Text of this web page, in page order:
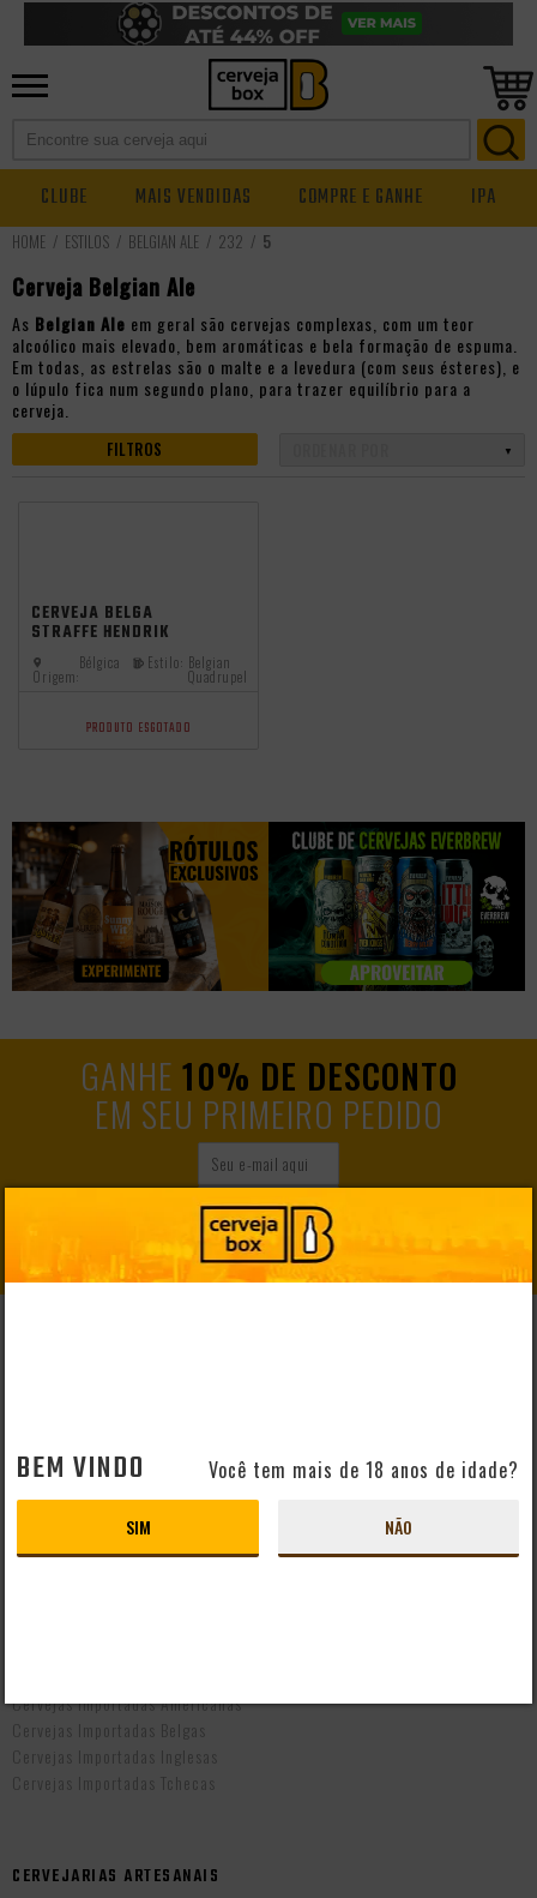
CLUBE MAIS VENDIDAS COMPRE E GANHE IPA
ESTILOS BELGIAN ALE 232 5
Cerveja Belgian Ale
As Belgian Ale em geral são cervejas complexas, com um teor
alcoólico mais elevado, bem aromáticas e bela formação de espuma.
Em todas, as estrelas são o malte e a levedura (com seus ésteres), e
o lúpulo fica num segundo plano, para trazer equilíbrio para a
cerveja.
FILTROS
CERVEJA BELGA
STRAFFE HENDRIK
QUADRUPEL 330ML
Origem:
Bélgica Estilo: Belgian
Quadrupel
PRODUTO ESGOTADO
GANHE 10% DE DESCONTO
EM SEU PRIMEIRO PEDIDO
CADASTRAR
Formas de Pagamento
Taxas de Entrega
Prazo de Entrega
Troca e Devolução
Vendas B2B
Cervejas Importadas Americanas
Cervejas Importadas Belgas
Cervejas Importadas Inglesas
Cervejas Importadas Tchecas
CERVEJARIAS ARTESANAIS
BEM VINDO Você tem mais de 18 anos de idade?
SIM NÃO